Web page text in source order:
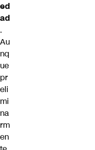
ed
ad
.
Au
nq
ue
pr
eli
mi
na
rm
en